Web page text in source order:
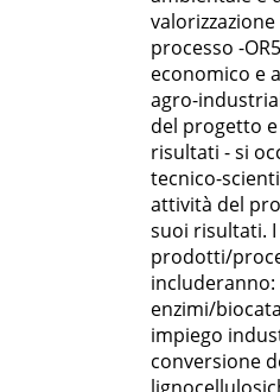
processo -
economico e
agro-
del progetto
risultati - si
tecnico-
attività del
suoi risultati.
prodotti/
includeranno:
enzimi/
impiego
conversione